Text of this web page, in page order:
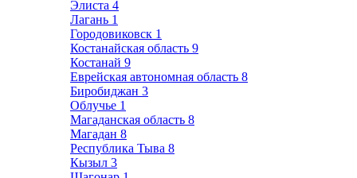
Элиста 4
Лагань 1
Городовиковск 1
Костанайская область 9
Костанай 9
Еврейская автономная область 8
Биробиджан 3
Облучье 1
Магаданская область 8
Магадан 8
Республика Тыва 8
Кызыл 3